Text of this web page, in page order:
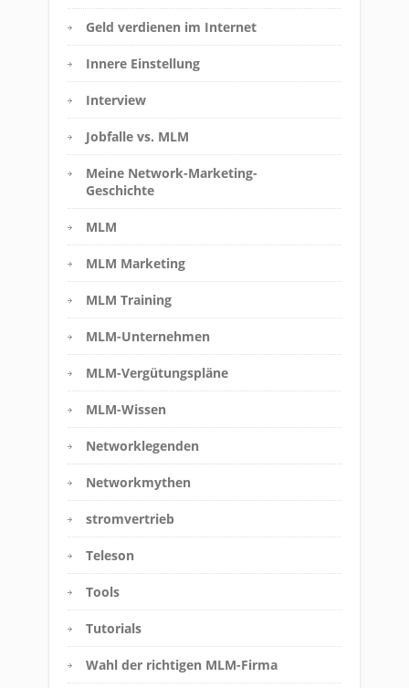
Geld verdienen im Internet
Innere Einstellung
Interview
Jobfalle vs. MLM
Meine Network-Marketing-
Geschichte
MLM
MLM Marketing
MLM Training
MLM-Unternehmen
MLM-Vergütungspläne
MLM-Wissen
Networklegenden
Networkmythen
stromvertrieb
Teleson
Tools
Tutorials
Wahl der richtigen MLM-Firma